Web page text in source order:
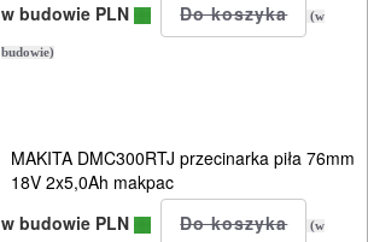
w budowie PLN
(w
budowie)
MAKITA DMC300RTJ przecinarka piła 76mm
18V 2x5,0Ah makpac
w budowie PLN
(w